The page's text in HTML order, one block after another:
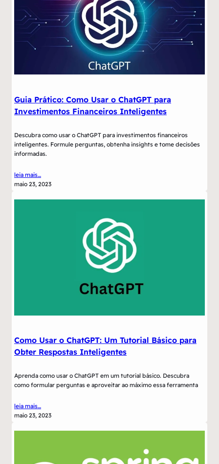
Guia Prático: Como Usar o ChatGPT para
Investimentos Financeiros Inteligentes
Descubra como usar o ChatGPT para investimentos financeiros
inteligentes. Formule perguntas, obtenha insights e tome decisões
informadas.
leia mais…
maio 23, 2023
Como Usar o ChatGPT: Um Tutorial Básico para
Obter Respostas Inteligentes
Aprenda como usar o ChatGPT em um tutorial básico. Descubra
como formular perguntas e aproveitar ao máximo essa ferramenta
leia mais…
maio 23, 2023